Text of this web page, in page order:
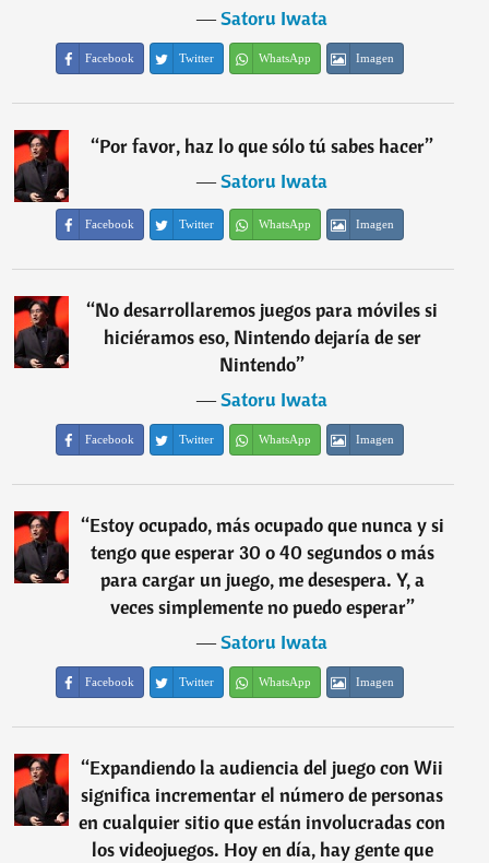
―Satoru Iwata
Facebook Twitter WhatsApp Imagen
“Por favor, haz lo que sólo tú sabes hacer”
―Satoru Iwata
Facebook Twitter WhatsApp Imagen
“No desarrollaremos juegos para móviles si
hiciéramos eso, Nintendo dejaría de ser
Nintendo”
―Satoru Iwata
Facebook Twitter WhatsApp Imagen
“Estoy ocupado, más ocupado que nunca y si
tengo que esperar 30 o 40 segundos o más
para cargar un juego, me desespera. Y, a
veces simplemente no puedo esperar”
―Satoru Iwata
Facebook Twitter WhatsApp Imagen
“Expandiendo la audiencia del juego con Wii
significa incrementar el número de personas
en cualquier sitio que están involucradas con
los videojuegos. Hoy en día, hay gente que